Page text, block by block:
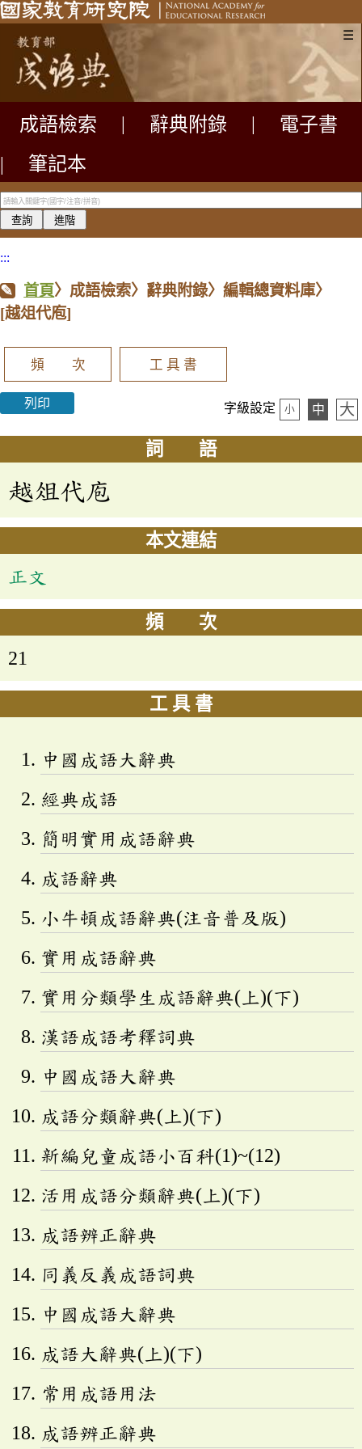
☰
成語檢索 辭典附錄
電子書
|
筆記本
:::
首頁〉成語檢索〉辭典附錄〉編輯總資料庫〉
[越俎代庖]
頻 次 工 具 書
列印 字級設定 小 中 大
詞 語
越俎代庖
本文連結
正文
頻 次
21
工 具 書
中國成語大辭典
經典成語
簡明實用成語辭典
成語辭典
小牛頓成語辭典(注音普及版)
實用成語辭典
實用分類學生成語辭典(上)(下)
漢語成語考釋詞典
中國成語大辭典
成語分類辭典(上)(下)
新編兒童成語小百科(1)~(12)
活用成語分類辭典(上)(下)
成語辨正辭典
同義反義成語詞典
中國成語大辭典
成語大辭典(上)(下)
常用成語用法
成語辨正辭典